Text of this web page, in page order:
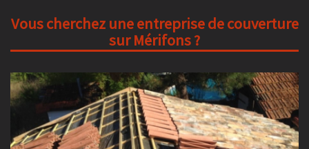
Vous cherchez une entreprise de couverture
sur Mérifons ?